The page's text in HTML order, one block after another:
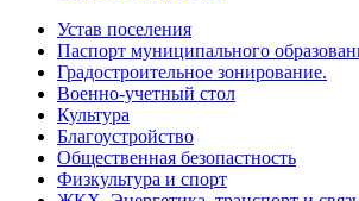
Устав поселения
Паспорт муниципального
Градостроительное зонирование.
Военно-учетный стол
Культура
Благоустройство
Общественная безопастность
Физкультура и спорт